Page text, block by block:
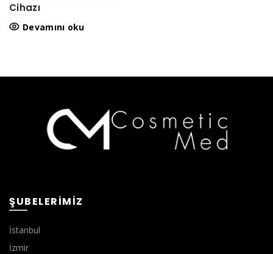
Cihazı
Devamını oku
ŞUBELERIMIZ
İstanbul
İzmir